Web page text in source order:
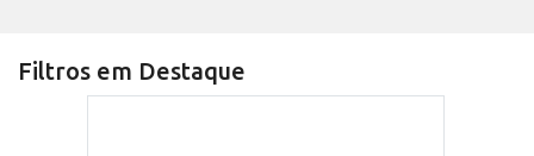
Filtros em Destaque